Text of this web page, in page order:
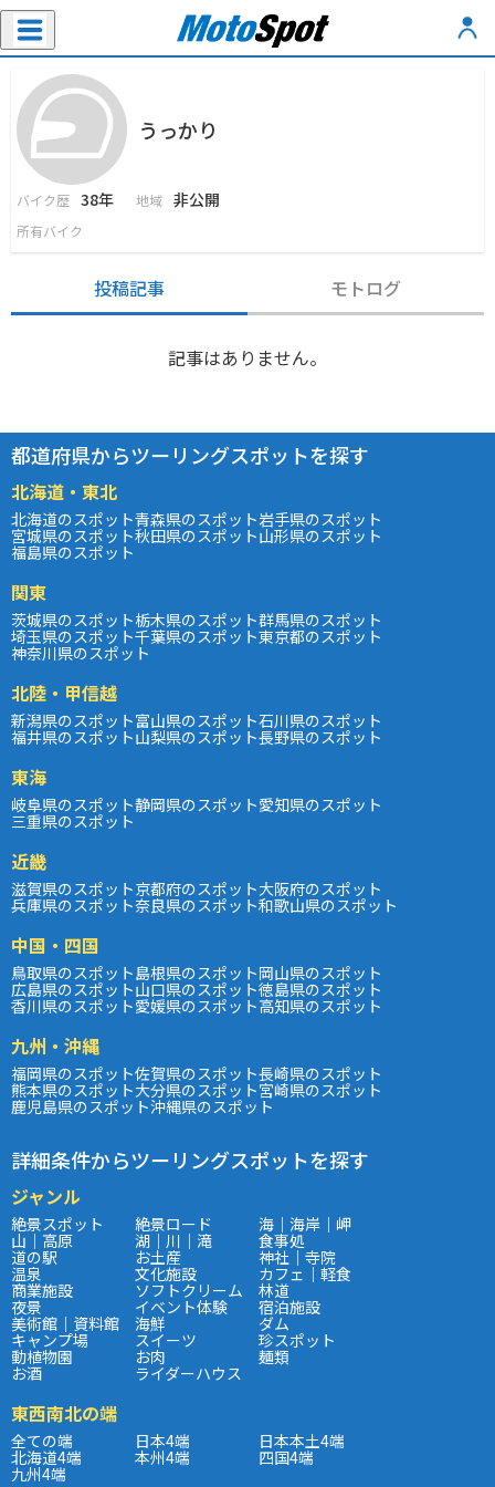
うっかり
バイク歴 38年 地域 非公開
所有バイク
投稿記事 モトログ
記事はありません。
都道府県からツーリングスポットを探す
北海道・東北
北海道のスポット青森県のスポット岩手県のスポット
宮城県のスポット秋田県のスポット山形県のスポット
福島県のスポット
関東
茨城県のスポット栃木県のスポット群馬県のスポット
埼玉県のスポット千葉県のスポット東京都のスポット
神奈川県のスポット
北陸・甲信越
新潟県のスポット富山県のスポット石川県のスポット
福井県のスポット山梨県のスポット長野県のスポット
東海
岐阜県のスポット静岡県のスポット愛知県のスポット
三重県のスポット
近畿
滋賀県のスポット京都府のスポット大阪府のスポット
兵庫県のスポット奈良県のスポット和歌山県のスポット
中国・四国
鳥取県のスポット島根県のスポット岡山県のスポット
広島県のスポット山口県のスポット徳島県のスポット
香川県のスポット愛媛県のスポット高知県のスポット
九州・沖縄
福岡県のスポット佐賀県のスポット長崎県のスポット
熊本県のスポット大分県のスポット宮崎県のスポット
鹿児島県のスポット沖縄県のスポット
詳細条件からツーリングスポットを探す
ジャンル
絶景スポット 絶景ロード 海｜海岸｜岬
山｜高原 湖｜川｜滝 食事処
道の駅 お土産 神社｜寺院
温泉 文化施設 カフェ｜軽食
商業施設 ソフトクリーム 林道
夜景 イベント体験 宿泊施設
美術館｜資料館 海鮮 ダム
キャンプ場 スイーツ 珍スポット
動植物園 お肉 麺類
お酒 ライダーハウス
東西南北の端
全ての端 日本4端 日本本土4端
北海道4端 本州4端 四国4端
九州4端